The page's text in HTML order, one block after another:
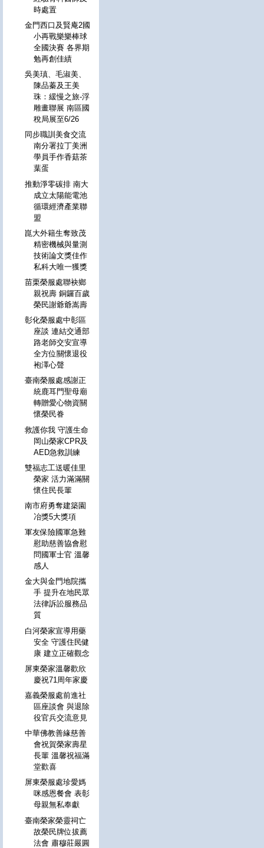
時處置
金門西口及賢庵2國
小再戰樂樂棒球
全國決賽 各界期
勉再創佳績
吳美瑱、毛淑美、
陳品蓁及王美
珠：緩慢之旅-浮
雕畫聯展 南區國
稅局展至6/26
同步職訓美食交流
南分署拉丁美洲
學員手作香菇茶
葉蛋
推動淨零碳排 南大
成立太陽能電池
循環經濟產業聯
盟
崑大外籍生奪致茂
精密機械與量測
技術論文獎佳作
私科大唯一獲獎
苗栗榮服處聯袂鄉
親祝壽 銅鑼百歲
榮民謝爺爺嵩壽
彰化榮服處中彰區
座談 連結交通部
路老師交安宣導
全方位關懷退役
袍澤心聲
臺南榮服處感謝正
統鹿耳門聖母廟
轉贈愛心物資關
懷榮民眷
救護你我 守護生命
岡山榮家CPR及
AED急救訓練
雙福志工送暖佳里
榮家 活力滿滿關
懷住民長輩
南市府勇奪建築園
冶獎5大獎項
軍友保險國軍急難
慰助慈善協會慰
問國軍士官 溫馨
感人
金大與金門地院攜
手 提升在地民眾
法律訴訟服務品
質
白河榮家宣導用藥
安全 守護住民健
康 建立正確觀念
屏東榮家溫馨歡欣
慶祝71周年家慶
嘉義榮服處前進社
區座談會 與退除
役官兵交流意見
中華佛教善緣慈善
會祝賀榮家壽星
長輩 溫馨祝福滿
堂歡喜
屏東榮服處珍愛媽
咪感恩餐會 表彰
母親無私奉獻
臺南榮家榮靈祠亡
故榮民牌位拔薦
法會 肅穆莊嚴圓